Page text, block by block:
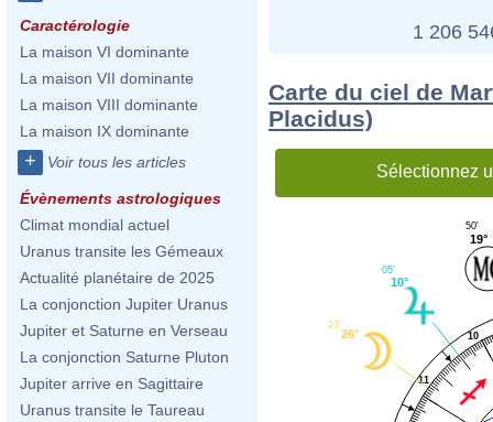
Caractérologie
La maison VI dominante
La maison VII dominante
La maison VIII dominante
La maison IX dominante
+ Voir tous les articles
Évènements astrologiques
Climat mondial actuel
Uranus transite les Gémeaux
Actualité planétaire de 2025
La conjonction Jupiter Uranus
Jupiter et Saturne en Verseau
La conjonction Saturne Pluton
Jupiter arrive en Sagittaire
Uranus transite le Taureau
1 206
Carte du ciel de
Placidus)
Sélectionnez
10
11
19°
50'
10°
05'
26°
23'